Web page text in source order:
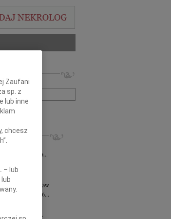
Mieczysława...
taką...
Wrocław
30.06.2026...
sercach Z...
Zaufani
sp. z
lub inne
chcesz
– lub